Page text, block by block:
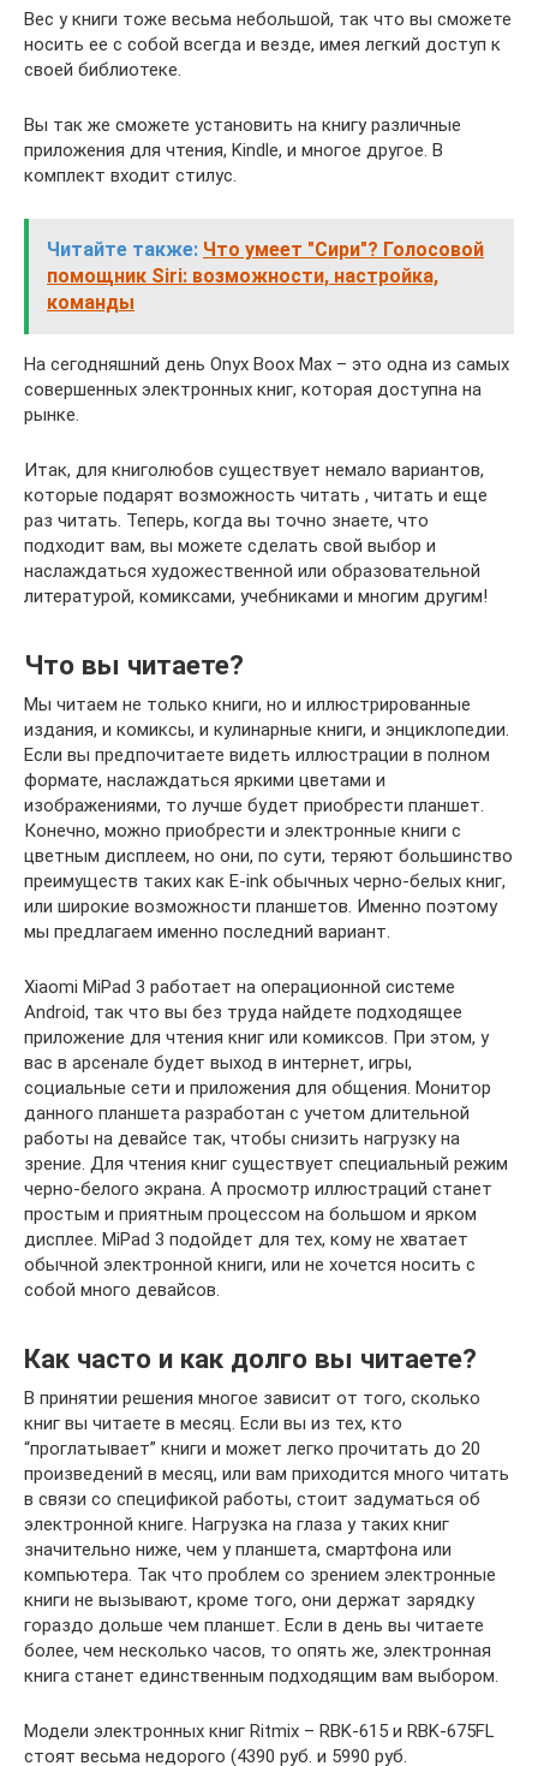
Вес у книги тоже весьма небольшой, так что вы сможете
носить ее с собой всегда и везде, имея легкий доступ к
своей библиотеке.
Вы так же сможете установить на книгу различные
приложения для чтения, Kindle, и многое другое. В
комплект входит стилус.
Читайте также: Что умеет "Сири"? Голосовой
помощник Siri: возможности, настройка,
команды
На сегодняшний день Onyx Boox Max – это одна из самых
совершенных электронных книг, которая доступна на
рынке.
Итак, для книголюбов существует немало вариантов,
которые подарят возможность читать , читать и еще
раз читать. Теперь, когда вы точно знаете, что
подходит вам, вы можете сделать свой выбор и
наслаждаться художественной или образовательной
литературой, комиксами, учебниками и многим другим!
Что вы читаете?
Мы читаем не только книги, но и иллюстрированные
издания, и комиксы, и кулинарные книги, и энциклопедии.
Если вы предпочитаете видеть иллюстрации в полном
формате, наслаждаться яркими цветами и
изображениями, то лучше будет приобрести планшет.
Конечно, можно приобрести и электронные книги с
цветным дисплеем, но они, по сути, теряют большинство
преимуществ таких как E-ink обычных черно-белых книг,
или широкие возможности планшетов. Именно поэтому
мы предлагаем именно последний вариант.
Xiaomi MiPad 3 работает на операционной системе
Android, так что вы без труда найдете подходящее
приложение для чтения книг или комиксов. При этом, у
вас в арсенале будет выход в интернет, игры,
социальные сети и приложения для общения. Монитор
данного планшета разработан с учетом длительной
работы на девайсе так, чтобы снизить нагрузку на
зрение. Для чтения книг существует специальный режим
черно-белого экрана. А просмотр иллюстраций станет
простым и приятным процессом на большом и ярком
дисплее. MiPad 3 подойдет для тех, кому не хватает
обычной электронной книги, или не хочется носить с
собой много девайсов.
Как часто и как долго вы читаете?
В принятии решения многое зависит от того, сколько
книг вы читаете в месяц. Если вы из тех, кто
“проглатывает” книги и может легко прочитать до 20
произведений в месяц, или вам приходится много читать
в связи со спецификой работы, стоит задуматься об
электронной книге. Нагрузка на глаза у таких книг
значительно ниже, чем у планшета, смартфона или
компьютера. Так что проблем со зрением электронные
книги не вызывают, кроме того, они держат зарядку
гораздо дольше чем планшет. Если в день вы читаете
более, чем несколько часов, то опять же, электронная
книга станет единственным подходящим вам выбором.
Модели электронных книг Ritmix – RBK-615 и RBK-675FL
стоят весьма недорого (4390 руб. и 5990 руб.